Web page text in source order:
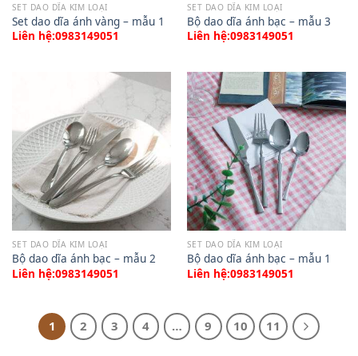
SET DAO DĨA KIM LOẠI
Set dao dĩa ánh vàng – mẫu 1
Liên hệ:0983149051
SET DAO DĨA KIM LOẠI
Bộ dao dĩa ánh bạc – mẫu 3
Liên hệ:0983149051
SET DAO DĨA KIM LOẠI
Bộ dao dĩa ánh bạc – mẫu 2
Liên hệ:0983149051
SET DAO DĨA KIM LOẠI
Bộ dao dĩa ánh bạc – mẫu 1
Liên hệ:0983149051
1 2 3 4 … 9 10 11